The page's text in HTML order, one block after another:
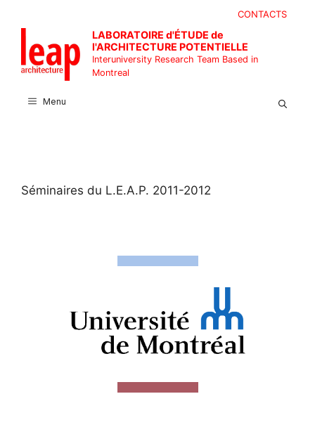
content
CONTACTS
LABORATOIRE d'ÉTUDE de
l'ARCHITECTURE POTENTIELLE
Interuniversity Research Team Based in
Montreal
Menu
Séminaires du L.E.A.P. 2011-2012